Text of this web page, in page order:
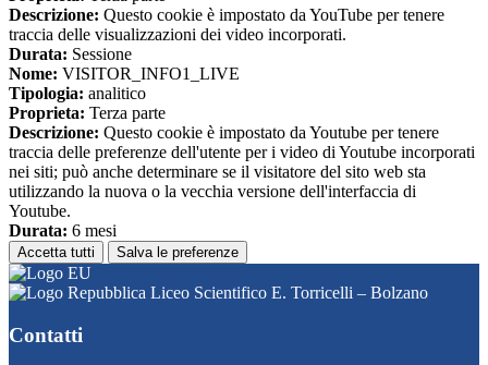
Descrizione: Questo cookie è impostato da YouTube per tenere
traccia delle visualizzazioni dei video incorporati.
Durata: Sessione
Nome: VISITOR_INFO1_LIVE
Tipologia: analitico
Proprieta: Terza parte
Descrizione: Questo cookie è impostato da Youtube per tenere
traccia delle preferenze dell'utente per i video di Youtube incorporati
nei siti; può anche determinare se il visitatore del sito web sta
utilizzando la nuova o la vecchia versione dell'interfaccia di
Youtube.
Durata: 6 mesi
Accetta tutti Salva le preferenze
Liceo Scientifico E. Torricelli – Bolzano
Contatti